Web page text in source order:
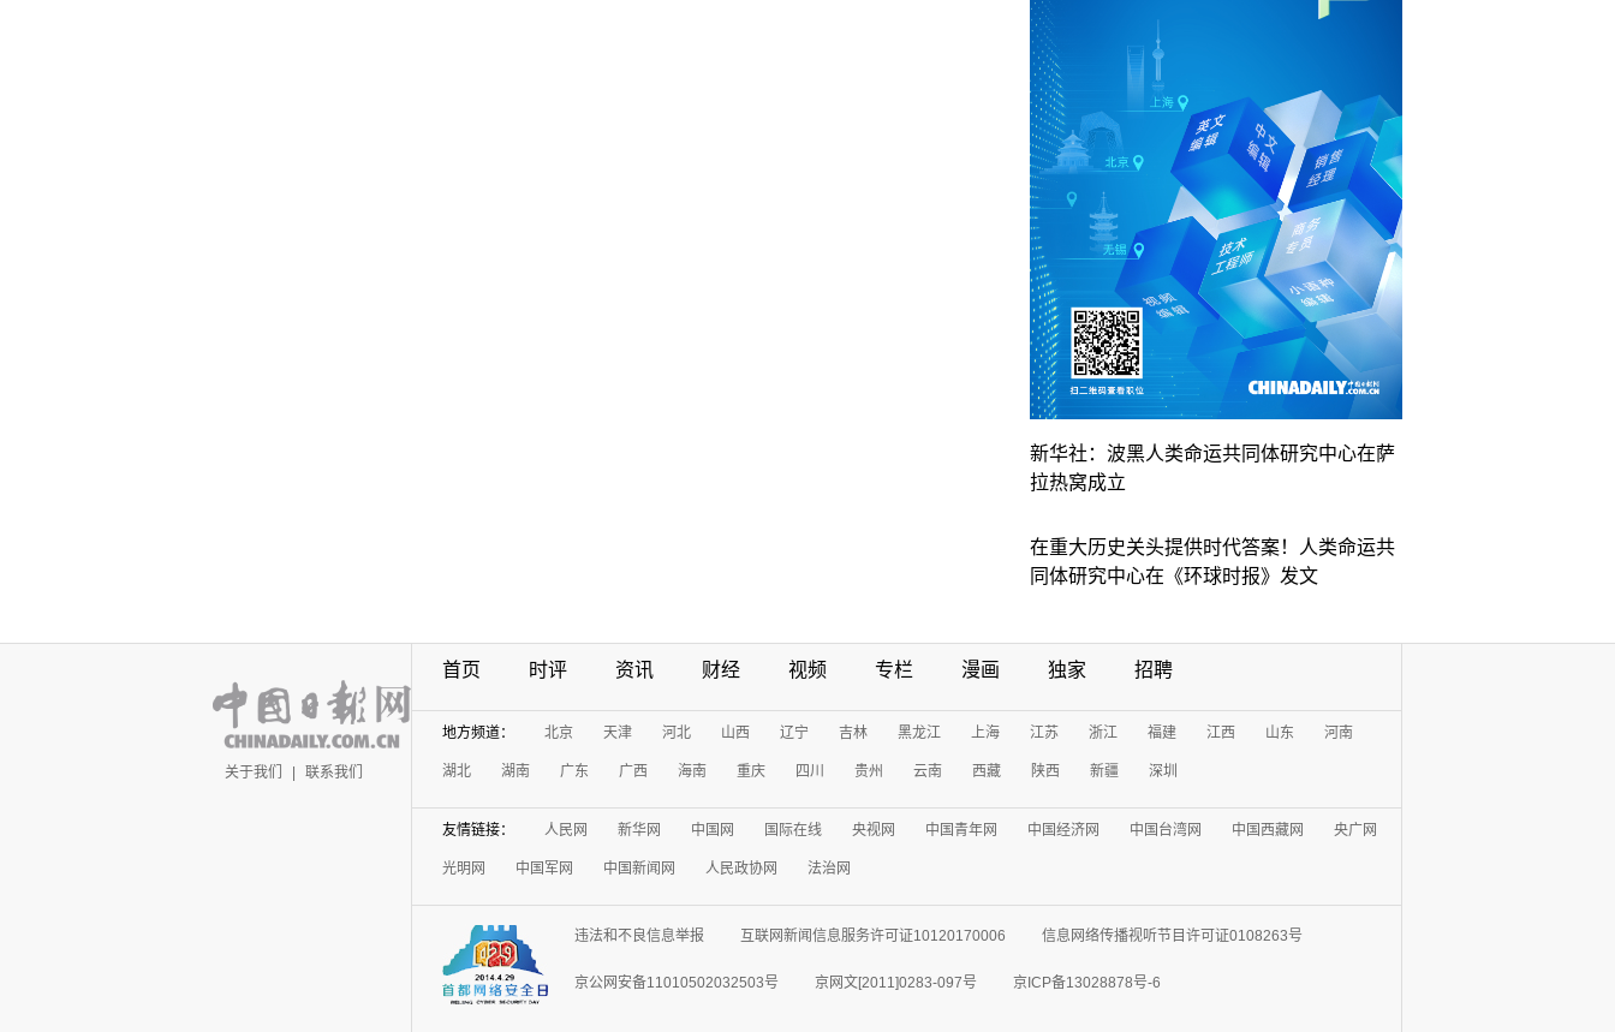
新华社：波黑人类命运共同体研究中心在萨
拉热窝成立
在重大历史关头提供时代答案！人类命运共
同体研究中心在《环球时报》发文
关于我们 联系我们
首页 时评 资讯 财经 视频 专栏 漫画 独家 招聘
地方频道： 北京 天津 河北 山西 辽宁 吉林 黑龙江 上海 江苏 浙江 福建 江西 山东 河南
湖北 湖南 广东 广西 海南 重庆 四川 贵州 云南 西藏 陕西 新疆 深圳
友情链接： 人民网 新华网 中国网 国际在线 央视网 中国青年网 中国经济网 中国台湾网 中国西藏网 央广网
光明网 中国军网 中国新闻网 人民政协网 法治网
违法和不良信息举报 互联网新闻信息服务许可证10120170006 信息网络传播视听节目许可证0108263号
京公网安备11010502032503号 京网文[2011]0283-097号 京ICP备13028878号-6